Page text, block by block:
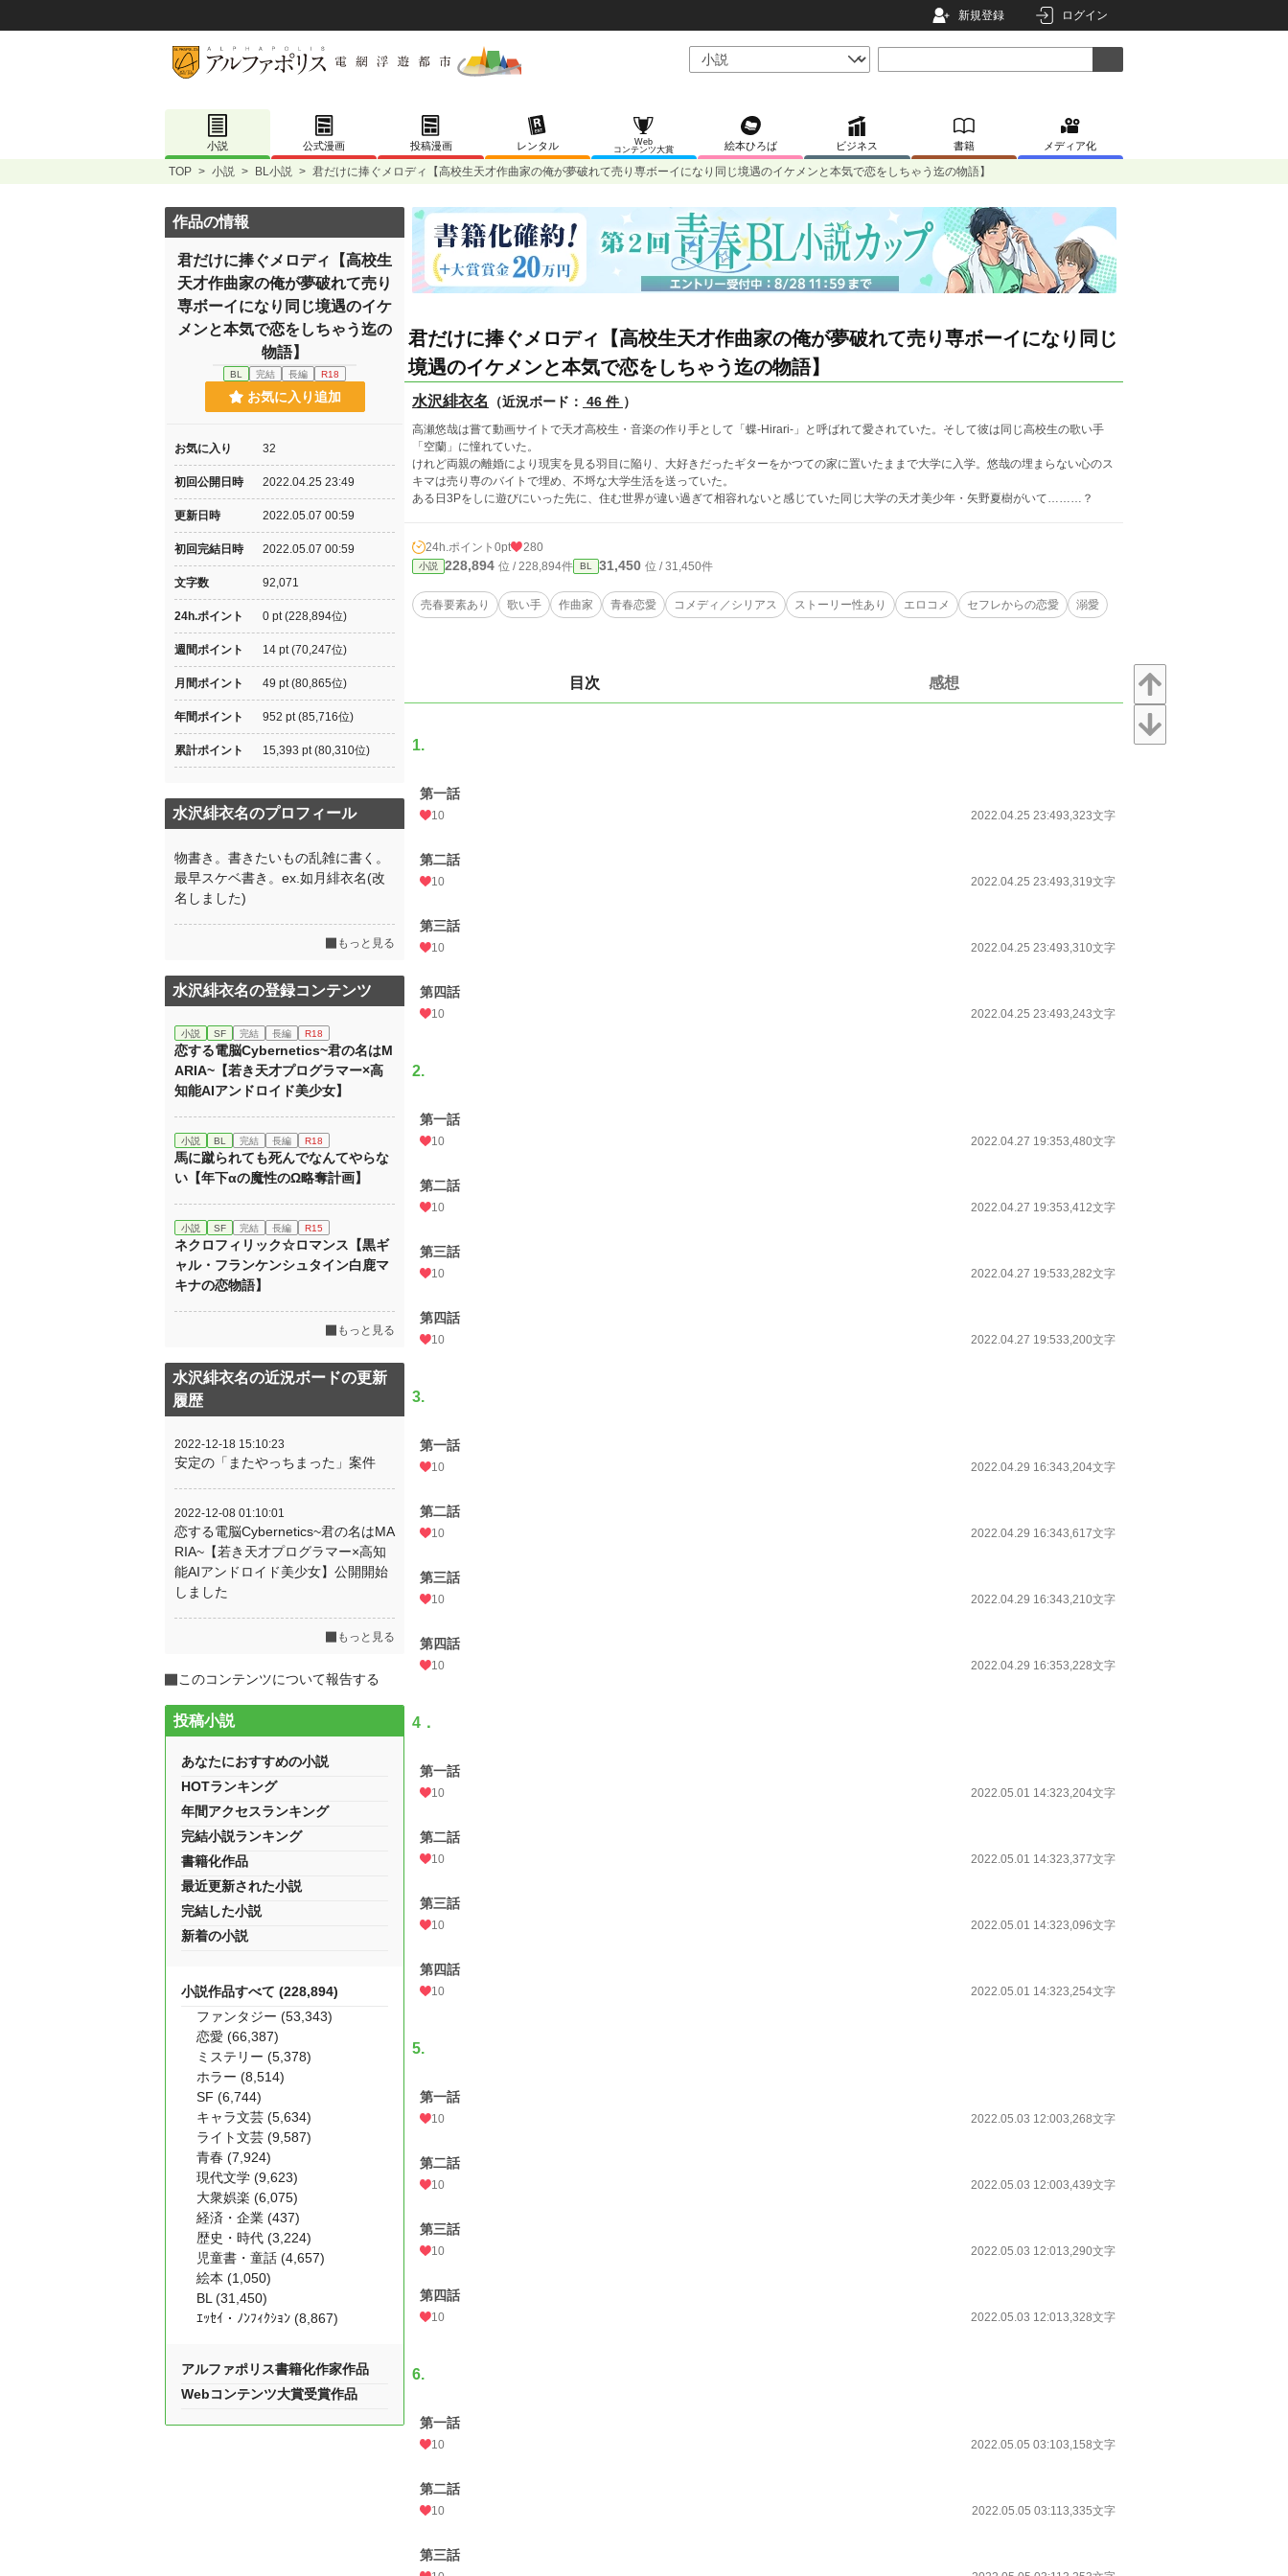
新規登録 ログイン
小説 公式漫画 投稿漫画 レンタル
Web
コンテンツ大賞
絵本ひろば ビジネス 書籍 メディア化
TOP > 小説 > BL小説 > 君だけに捧ぐメロディ【高校生天才作曲家の俺が夢破れて売り専ボーイになり同じ境遇のイケメンと本気で恋をしちゃう迄の物語】
君だけに捧ぐメロディ【高校生天才作曲家の俺が夢破れて売り専ボーイになり同じ
境遇のイケメンと本気で恋をしちゃう迄の物語】
水沢緋衣名 （近況ボード： 46 件 ）
高瀬悠哉は嘗て動画サイトで天才高校生・音楽の作り手として「蝶-Hirari-」と呼ばれて愛されていた。そして彼は同じ高校生の歌い手
「空蘭」に憧れていた。
けれど両親の離婚により現実を見る羽目に陥り、大好きだったギターをかつての家に置いたままで大学に入学。悠哉の埋まらない心のス
キマは売り専のバイトで埋め、不埒な大学生活を送っていた。
ある日3Pをしに遊びにいった先に、住む世界が違い過ぎて相容れないと感じていた同じ大学の天才美少年・矢野夏樹がいて………？
24h.ポイント 0pt 280
小説 228,894 位 / 228,894件 BL 31,450 位 / 31,450件
売春要素あり 歌い手 作曲家 青春恋愛 コメディ／シリアス ストーリー性あり エロコメ セフレからの恋愛 溺愛
目次 感想
1.
第一話
10 2022.04.25 23:493,323文字
第二話
10 2022.04.25 23:493,319文字
第三話
10 2022.04.25 23:493,310文字
第四話
10 2022.04.25 23:493,243文字
2.
第一話
10 2022.04.27 19:353,480文字
第二話
10 2022.04.27 19:353,412文字
第三話
10 2022.04.27 19:533,282文字
第四話
10 2022.04.27 19:533,200文字
3.
第一話
10 2022.04.29 16:343,204文字
第二話
10 2022.04.29 16:343,617文字
第三話
10 2022.04.29 16:343,210文字
第四話
10 2022.04.29 16:353,228文字
4．
第一話
10 2022.05.01 14:323,204文字
第二話
10 2022.05.01 14:323,377文字
第三話
10 2022.05.01 14:323,096文字
第四話
10 2022.05.01 14:323,254文字
5.
第一話
10 2022.05.03 12:003,268文字
第二話
10 2022.05.03 12:003,439文字
第三話
10 2022.05.03 12:013,290文字
第四話
10 2022.05.03 12:013,328文字
6.
第一話
10 2022.05.05 03:103,158文字
第二話
10 2022.05.05 03:113,335文字
第三話
作品の情報
君だけに捧ぐメロディ【高校生
天才作曲家の俺が夢破れて売り
専ボーイになり同じ境遇のイケ
メンと本気で恋をしちゃう迄の
物語】
BL 完結 長編 R18
お気に入り追加
お気に入り 32
初回公開日時 2022.04.25 23:49
更新日時 2022.05.07 00:59
初回完結日時 2022.05.07 00:59
文字数 92,071
24h.ポイント 0 pt (228,894位)
週間ポイント 14 pt (70,247位)
月間ポイント 49 pt (80,865位)
年間ポイント 952 pt (85,716位)
累計ポイント 15,393 pt (80,310位)
水沢緋衣名のプロフィール
物書き。書きたいもの乱雑に書く。
最早スケベ書き。ex.如月緋衣名(改
名しました)
もっと見る
水沢緋衣名の登録コンテンツ
小説 SF 完結 長編 R18
恋する電脳Cybernetics~君の名はM
ARIA~【若き天才プログラマー×高
知能AIアンドロイド美少女】
小説 BL 完結 長編 R18
馬に蹴られても死んでなんてやらな
い【年下αの魔性のΩ略奪計画】
小説 SF 完結 長編 R15
ネクロフィリック☆ロマンス【黒ギ
ャル・フランケンシュタイン白鹿マ
キナの恋物語】
もっと見る
水沢緋衣名の近況ボードの更新
履歴
2022-12-18 15:10:23
安定の「またやっちまった」案件
2022-12-08 01:10:01
恋する電脳Cybernetics~君の名はMA
RIA~【若き天才プログラマー×高知
能AIアンドロイド美少女】公開開始
しました
もっと見る
このコンテンツについて報告する
投稿小説
あなたにおすすめの小説
HOTランキング
年間アクセスランキング
完結小説ランキング
書籍化作品
最近更新された小説
完結した小説
新着の小説
小説作品すべて (228,894)
ファンタジー (53,343)
恋愛 (66,387)
ミステリー (5,378)
ホラー (8,514)
SF (6,744)
キャラ文芸 (5,634)
ライト文芸 (9,587)
青春 (7,924)
現代文学 (9,623)
大衆娯楽 (6,075)
経済・企業 (437)
歴史・時代 (3,224)
児童書・童話 (4,657)
絵本 (1,050)
BL (31,450)
ｴｯｾｲ・ﾉﾝﾌｨｸｼｮﾝ (8,867)
アルファポリス書籍化作家作品
Webコンテンツ大賞受賞作品